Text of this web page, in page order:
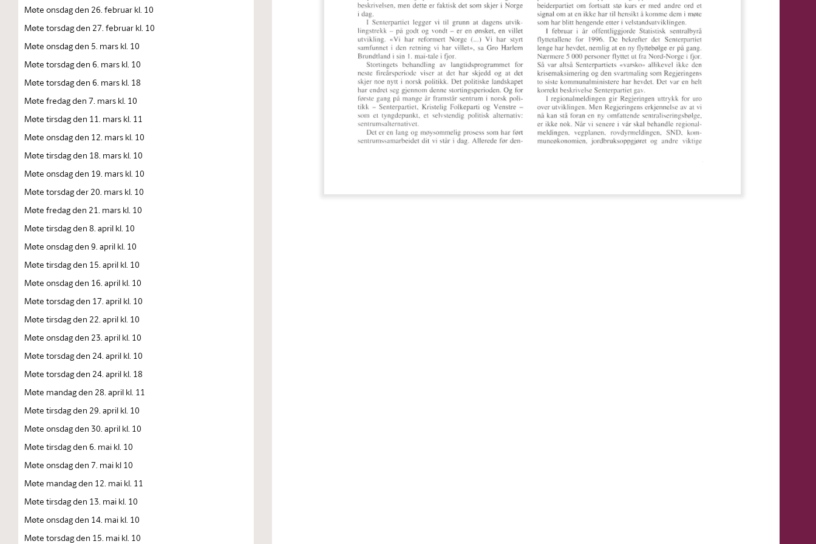
Møte onsdag den 26. februar kl. 10
Møte torsdag den 27. februar kl. 10
Møte onsdag den 5. mars kl. 10
Møte torsdag den 6. mars kl. 10
Møte torsdag den 6. mars kl. 18
Møte fredag den 7. mars kl. 10
Møte tirsdag den 11. mars kl. 11
Møte onsdag den 12. mars kl. 10
Møte tirsdag den 18. mars kl. 10
Møte onsdag den 19. mars kl. 10
Møte torsdag der 20. mars kl. 10
Møte fredag den 21. mars kl. 10
Møte tirsdag den 8. april kl. 10
Møte onsdag den 9. april kl. 10
Møte tirsdag den 15. april kl. 10
Møte onsdag den 16. april kl. 10
Møte torsdag den 17. april kl. 10
Møte tirsdag den 22. april kl. 10
Møte onsdag den 23. april kl. 10
Møte torsdag den 24. april kl. 10
Møte torsdag den 24. april kl. 18
Møte mandag den 28. april kl. 11
Møte tirsdag den 29. april kl. 10
Møte onsdag den 30. april kl. 10
Møte tirsdag den 6. mai kl. 10
Møte onsdag den 7. mai kl 10
Møte mandag den 12. mai kl. 11
Møte tirsdag den 13. mai kl. 10
Møte onsdag den 14. mai kl. 10
Møte torsdag den 15. mai kl. 10